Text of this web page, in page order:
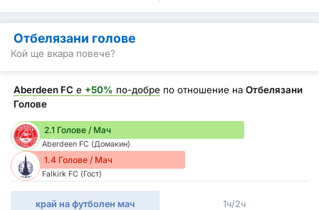
Отбелязани голове
Кой ще вкара повече?
Aberdeen FC е +50% по-добре по отношение на Отбелязани
Голове
2.1 Голове / Мач
Aberdeen FC (Домакин)
1.4 Голове / Мач
Falkirk FC (Гост)
край на футболен мач 1ч/2ч